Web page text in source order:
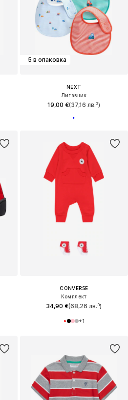
5 в опаковка
NEXT
Лигавник
19,00 €(37,16 лв.³)
CONVERSE
Комплект
34,90 €(68,26 лв.³)
+1